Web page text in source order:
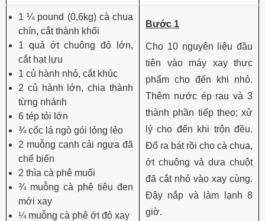
1 ¼ pound (0,6kg) cà chua
chín, cắt thành khối
1 quả ớt chuông đỏ lớn,
cắt hạt lựu
1 củ hành nhỏ, cắt khúc
2 củ hành lớn, chia thành
từng nhánh
6 tép tỏi lớn
¾ cốc lá ngò gói lỏng lẻo
2 muỗng canh cải ngựa đã
chế biến
2 thìa cà phê muối
¾ muỗng cà phê tiêu đen
mới xay
¼ muỗng cà phê ớt đỏ xay
Bước 1
Cho 10 nguyên liệu đầu
tiên vào máy xay thực
phẩm cho đến khi nhỏ.
Thêm nước ép rau và 3
thành phần tiếp theo; xử
lý cho đến khi trộn đều.
Đổ ra bát rồi cho cà chua,
ớt chuông và dưa chuột
đã cắt nhỏ vào xay cùng.
Đậy nắp và làm lạnh 8
giờ.